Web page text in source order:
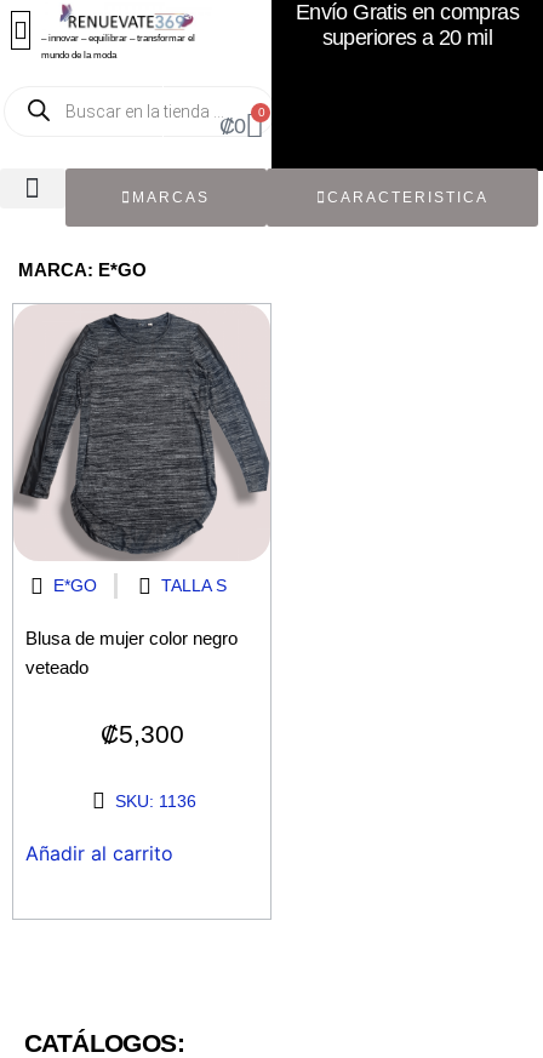
– innovar – equilibrar – transformar el
mundo de la moda
₡0
0
Envío Gratis en compras
superiores a 20 mil
MARCAS CARACTERISTICA
MARCA: E*GO
E*GO TALLA S
Blusa de mujer color negro
veteado
₡5,300
SKU: 1136
Añadir al carrito
CATÁLOGOS: